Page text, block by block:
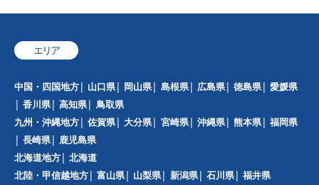
エリア
中国・四国地方 山口県 岡山県 島根県 広島県 徳島県
愛媛県
香川県
高知県
鳥取県
九州・沖縄地方
佐賀県 大分県 宮崎県 沖縄県 熊本県
福岡県
長崎県
鹿児島県
北海道地方
北海道
北陸・甲信越地方
富山県 山梨県 新潟県 石川県
福井県